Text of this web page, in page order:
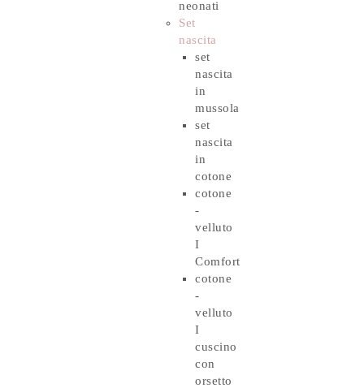
neonati
Set
nascita
set
nascita
in
mussola
set
nascita
in
cotone
cotone
-
velluto
I
Comfort
cotone
-
velluto
I
cuscino
con
orsetto